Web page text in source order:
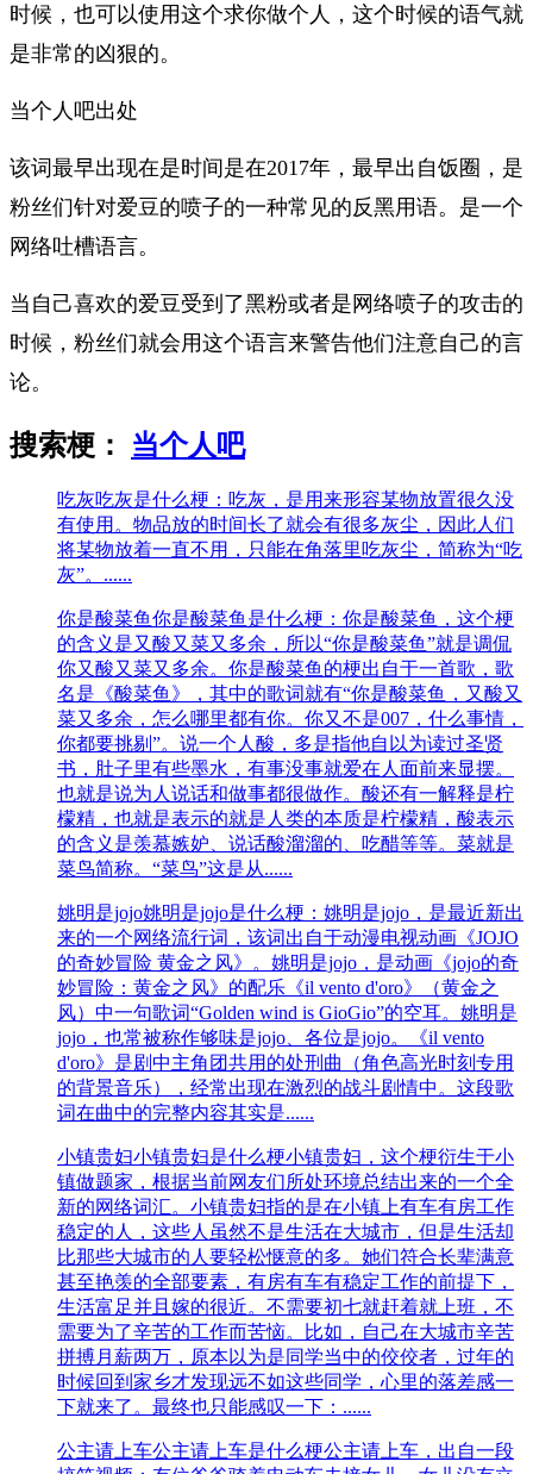
时候，也可以使用这个求你做个人，这个时候的语气就
是非常的凶狠的。
当个人吧出处
该词最早出现在是时间是在2017年，最早出自饭圈，是
粉丝们针对爱豆的喷子的一种常见的反黑用语。是一个
网络吐槽语言。
当自己喜欢的爱豆受到了黑粉或者是网络喷子的攻击的
时候，粉丝们就会用这个语言来警告他们注意自己的言
论。
搜索梗： 当个人吧
吃灰吃灰是什么梗：吃灰，是用来形容某物放置很久没
有使用。物品放的时间长了就会有很多灰尘，因此人们
将某物放着一直不用，只能在角落里吃灰尘，简称为“吃
灰”。......
你是酸菜鱼你是酸菜鱼是什么梗：你是酸菜鱼，这个梗
的含义是又酸又菜又多余，所以“你是酸菜鱼”就是调侃
你又酸又菜又多余。你是酸菜鱼的梗出自于一首歌，歌
名是《酸菜鱼》，其中的歌词就有“你是酸菜鱼，又酸又
菜又多余，怎么哪里都有你。你又不是007，什么事情，
你都要挑剔”。说一个人酸，多是指他自以为读过圣贤
书，肚子里有些墨水，有事没事就爱在人面前来显摆。
也就是说为人说话和做事都很做作。酸还有一解释是柠
檬精，也就是表示的就是人类的本质是柠檬精，酸表示
的含义是羡慕嫉妒、说话酸溜溜的、吃醋等等。菜就是
菜鸟简称。“菜鸟”这是从......
姚明是jojo姚明是jojo是什么梗：姚明是jojo，是最近新出
来的一个网络流行词，该词出自于动漫电视动画《JOJO
的奇妙冒险 黄金之风》。姚明是jojo，是动画《jojo的奇
妙冒险：黄金之风》的配乐《il vento d'oro》（黄金之
风）中一句歌词“Golden wind is GioGio”的空耳。姚明是
jojo，也常被称作够味是jojo、各位是jojo。《il vento
d'oro》是剧中主角团共用的处刑曲（角色高光时刻专用
的背景音乐），经常出现在激烈的战斗剧情中。这段歌
词在曲中的完整内容其实是......
小镇贵妇小镇贵妇是什么梗小镇贵妇，这个梗衍生于小
镇做题家，根据当前网友们所处环境总结出来的一个全
新的网络词汇。小镇贵妇指的是在小镇上有车有房工作
稳定的人，这些人虽然不是生活在大城市，但是生活却
比那些大城市的人要轻松惬意的多。她们符合长辈满意
甚至艳羡的全部要素，有房有车有稳定工作的前提下，
生活富足并且嫁的很近。不需要初七就赶着就上班，不
需要为了辛苦的工作而苦恼。比如，自己在大城市辛苦
拼搏月薪两万，原本以为是同学当中的佼佼者，过年的
时候回到家乡才发现远不如这些同学，心里的落差感一
下就来了。最终也只能感叹一下：......
公主请上车公主请上车是什么梗公主请上车，出自一段